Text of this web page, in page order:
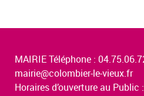
MAIRIE Téléphone :
mairie@colombier-le-vieux.fr
Horaires d’ouverture au